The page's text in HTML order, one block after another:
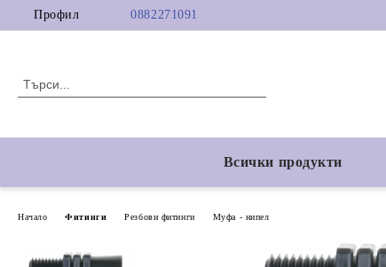
Профил 0882271091
Всички продукти
Начало Фитинги Резбови фитинги Муфа - нипел